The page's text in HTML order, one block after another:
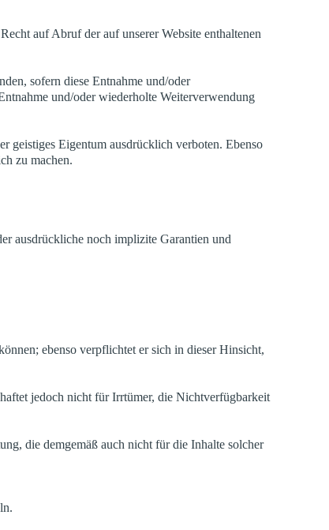
auf Abruf der auf unserer Website enthaltenen
sofern diese Entnahme und/oder
und/oder wiederholte Weiterverwendung
geistiges Eigentum ausdrücklich verboten. Ebenso
zu machen.
ausdrückliche noch implizite Garantien und
ebenso verpflichtet er sich in dieser Hinsicht,
jedoch nicht für Irrtümer, die Nichtverfügbarkeit
die demgemäß auch nicht für die Inhalte solcher